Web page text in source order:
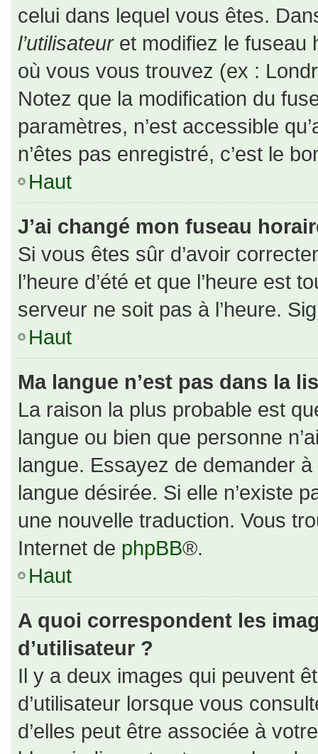
celui dans lequel vous êtes.
l’utilisateuret modifiez le fuseau
où vous vous trouvez (ex :
Notez que la modification du
paramètres, n’est accessible
n’êtes pas enregistré, c’est le
Haut
J’ai changé mon fuseau
Si vous êtes sûr d’avoir
l’heure d’été et que l’heure est
serveur ne soit pas à l’heure.
Haut
Ma langue n’est pas dans la
La raison la plus probable est
langue ou bien que personne
langue. Essayez de demander
langue désirée. Si elle n’existe
une nouvelle traduction. Vous
Internet de phpBB®.
Haut
A quoi correspondent les
d’utilisateur ?
Il y a deux images qui peuvent
d’utilisateur lorsque vous
d’elles peut être associée à